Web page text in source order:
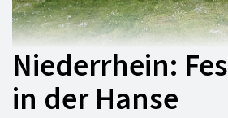
Niederrhein:
in der Hanse